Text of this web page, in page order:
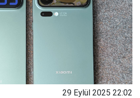
29 Eylül 2025 22:02